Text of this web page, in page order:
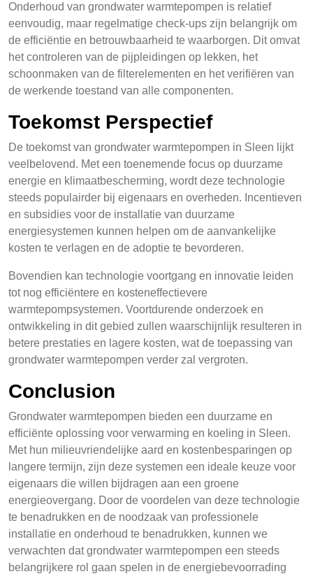
Onderhoud van grondwater warmtepompen is relatief
eenvoudig, maar regelmatige check-ups zijn belangrijk om
de efficiëntie en betrouwbaarheid te waarborgen. Dit omvat
het controleren van de pijpleidingen op lekken, het
schoonmaken van de filterelementen en het verifiëren van
de werkende toestand van alle componenten.
Toekomst Perspectief
De toekomst van grondwater warmtepompen in Sleen lijkt
veelbelovend. Met een toenemende focus op duurzame
energie en klimaatbescherming, wordt deze technologie
steeds populairder bij eigenaars en overheden. Incentieven
en subsidies voor de installatie van duurzame
energiesystemen kunnen helpen om de aanvankelijke
kosten te verlagen en de adoptie te bevorderen.
Bovendien kan technologie voortgang en innovatie leiden
tot nog efficiëntere en kosteneffectievere
warmtepompsystemen. Voortdurende onderzoek en
ontwikkeling in dit gebied zullen waarschijnlijk resulteren in
betere prestaties en lagere kosten, wat de toepassing van
grondwater warmtepompen verder zal vergroten.
Conclusion
Grondwater warmtepompen bieden een duurzame en
efficiënte oplossing voor verwarming en koeling in Sleen.
Met hun milieuvriendelijke aard en kostenbesparingen op
langere termijn, zijn deze systemen een ideale keuze voor
eigenaars die willen bijdragen aan een groene
energieovergang. Door de voordelen van deze technologie
te benadrukken en de noodzaak van professionele
installatie en onderhoud te benadrukken, kunnen we
verwachten dat grondwater warmtepompen een steeds
belangrijkere rol gaan spelen in de energiebevoorrading